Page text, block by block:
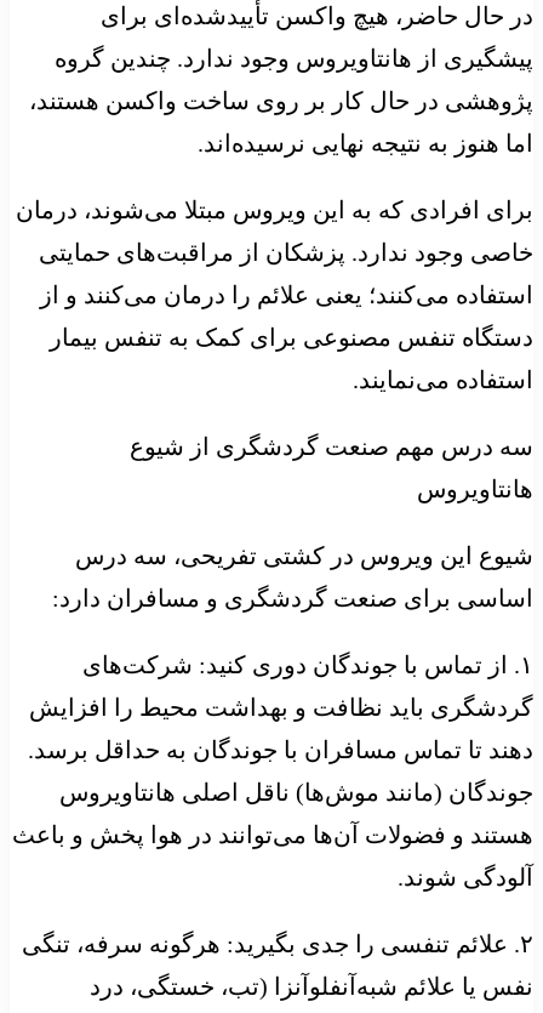
در حال حاضر، هیچ واکسن تأییدشده‌ای برای
پیشگیری از هانتاویروس وجود ندارد. چندین گروه
پژوهشی در حال کار بر روی ساخت واکسن هستند،
اما هنوز به نتیجه نهایی نرسیده‌اند.
برای افرادی که به این ویروس مبتلا می‌شوند، درمان
خاصی وجود ندارد. پزشکان از مراقبت‌های حمایتی
استفاده می‌کنند؛ یعنی علائم را درمان می‌کنند و از
دستگاه تنفس مصنوعی برای کمک به تنفس بیمار
استفاده می‌نمایند.
سه درس مهم صنعت گردشگری از شیوع
هانتاویروس
شیوع این ویروس در کشتی تفریحی، سه درس
اساسی برای صنعت گردشگری و مسافران دارد:
۱. از تماس با جوندگان دوری کنید: شرکت‌های
گردشگری باید نظافت و بهداشت محیط را افزایش
دهند تا تماس مسافران با جوندگان به حداقل برسد.
جوندگان (مانند موش‌ها) ناقل اصلی هانتاویروس
هستند و فضولات آن‌ها می‌توانند در هوا پخش و باعث
آلودگی شوند.
۲. علائم تنفسی را جدی بگیرید: هرگونه سرفه، تنگی
نفس یا علائم شبه‌آنفلوآنزا (تب، خستگی، درد